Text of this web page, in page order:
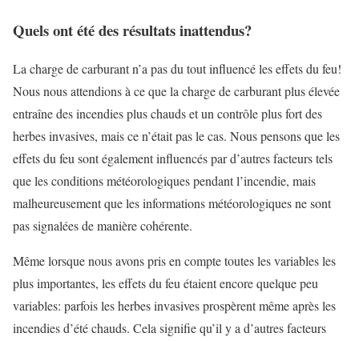
Quels ont été des résultats inattendus?
La charge de carburant n’a pas du tout influencé les effets du feu!
Nous nous attendions à ce que la charge de carburant plus élevée
entraîne des incendies plus chauds et un contrôle plus fort des
herbes invasives, mais ce n’était pas le cas. Nous pensons que les
effets du feu sont également influencés par d’autres facteurs tels
que les conditions météorologiques pendant l’incendie, mais
malheureusement que les informations météorologiques ne sont
pas signalées de manière cohérente.
Même lorsque nous avons pris en compte toutes les variables les
plus importantes, les effets du feu étaient encore quelque peu
variables: parfois les herbes invasives prospèrent même après les
incendies d’été chauds. Cela signifie qu’il y a d’autres facteurs